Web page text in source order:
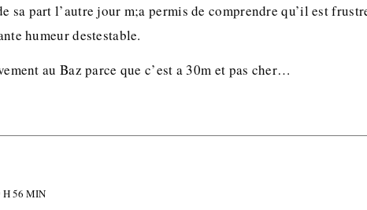
sa part l’autre jour m;a permis de comprendre qu’il est
humeur destestable.
au Baz parce que c’est a 30m et pas cher…
H 56 MIN